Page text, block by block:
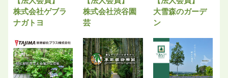
株式会社ゲブラ
ナガトヨ
株式会社渋谷園
芸
大雪森のガーデ
ン